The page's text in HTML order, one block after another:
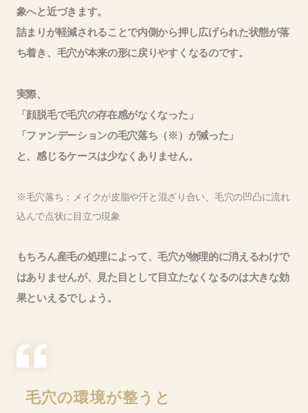
象へと近づきます。
詰まりが軽減されることで内側から押し広げられた状態が落
ち着き、毛穴が本来の形に戻りやすくなるのです。
実際、
「顔脱毛で毛穴の存在感がなくなった」
「ファンデーションの毛穴落ち（※）が減った」
と、感じるケースは少なくありません。
※毛穴落ち：メイクが皮脂や汗と混ざり合い、毛穴の凹凸に流れ
込んで点状に目立つ現象
もちろん産毛の処理によって、毛穴が物理的に消えるわけで
はありませんが、見た目として目立たなくなるのは大きな効
果といえるでしょう。
毛穴の環境が整うと